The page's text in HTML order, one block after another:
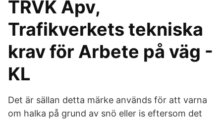
TRVK Apv,
Trafikverkets tekniska
krav för Arbete på väg -
KL
Det är sällan detta märke används för att varna
om halka på grund av snö eller is eftersom det